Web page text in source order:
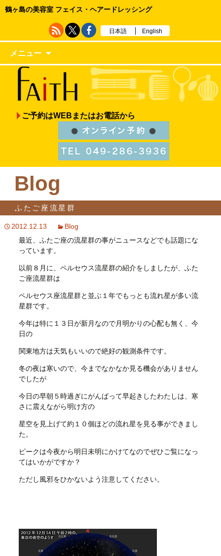
鶴ヶ島の美容室 フェイス・ヘアードレッシング
日本語 English
メニュー
ご予約はWEBまたはお電話から
Blog
ふたご座流星群
2012.12.13
Blog
最近、ふたご座の流星群の事がニュースなどでも話題にな
っています。
以前８月に、ペルセウス流星群の紹介をしましたが、ふた
ご座流星群は
ペルセウス座流星群と並ぶ１年でもっとも流れ星が多い流
星群です。
今年は特に１３日が新月なので月明かりの心配も無く、今
日の
関東地方は天気もいいので絶好の観測条件です。
冬の夜は寒いので、今までなかなか見る機会がありません
でしたが
今日の早朝５時過ぎにがんばって早起きしたわたしは、寒
さに震えながら明け方の
星空を見上げて約１０個ほどの流れ星を見る事ができまし
た。
ピークは今夜から明日未明にかけてなのでぜひご覧になっ
てはいかがですか？
ただし風邪をひかないよう注意してください。